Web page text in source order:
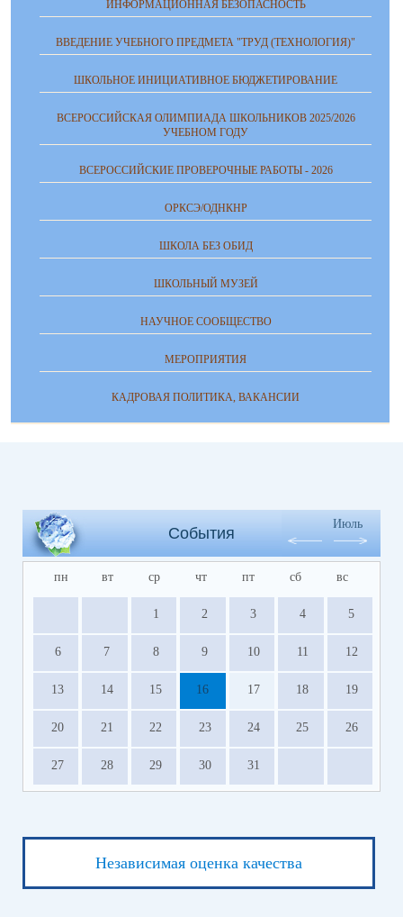
ИНФОРМАЦИОННАЯ БЕЗОПАСНОСТЬ
ВВЕДЕНИЕ УЧЕБНОГО ПРЕДМЕТА "ТРУД (ТЕХНОЛОГИЯ)"
ШКОЛЬНОЕ ИНИЦИАТИВНОЕ БЮДЖЕТИРОВАНИЕ
ВСЕРОССИЙСКАЯ ОЛИМПИАДА ШКОЛЬНИКОВ 2025/2026
УЧЕБНОМ ГОДУ
ВСЕРОССИЙСКИЕ ПРОВЕРОЧНЫЕ РАБОТЫ - 2026
ОРКСЭ/ОДНКНР
ШКОЛА БЕЗ ОБИД
ШКОЛЬНЫЙ МУЗЕЙ
НАУЧНОЕ СООБЩЕСТВО
МЕРОПРИЯТИЯ
КАДРОВАЯ ПОЛИТИКА, ВАКАНСИИ
События
Июль
пн вт ср чт пт сб вс
1 2 3 4 5
6 7 8 9 10 11 12
13 14 15 16 17 18 19
20 21 22 23 24 25 26
27 28 29 30 31
Независимая оценка качества